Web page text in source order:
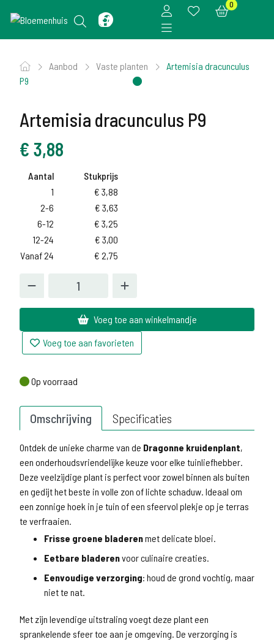
0
Aanbod Vaste planten
Artemisia dracunculus
P9
Artemisia dracunculus P9
€ 3,88
Aantal
Stukprijs
1
€ 3,88
2-6
€ 3,63
6-12
€ 3,25
12-24
€ 3,00
Vanaf 24
€ 2,75
Voeg toe aan winkelmandje
Voeg toe aan favorieten
Op voorraad
Op voorraad
Omschrijving Specificaties
Ontdek de unieke charme van de Dragonne kruidenplant,
een onderhoudsvriendelijke keuze voor elke tuinliefhebber.
Deze veelzijdige plant is perfect voor zowel binnen als buiten
en gedijt het beste in volle zon of lichte schaduw. Ideaal om
een zonnige hoek in je tuin of een sfeervol plekje op je terras
te verfraaien.
Frisse groene bladerenmet delicate bloei.
Eetbare bladerenvoor culinaire creaties.
Eenvoudige verzorging: houd de grond vochtig, maar
niet te nat.
Met zijn levendige uitstraling voegt deze plant een
sprankelende sfeer toe aan je omgeving. De verzorging is